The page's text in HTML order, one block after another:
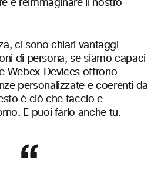
e reimmaginare il nostro
ci sono chiari vantaggi
di persona, se siamo capaci
Webex Devices offrono
personalizzate e coerenti da
è ciò che faccio e
E puoi farlo anche tu.